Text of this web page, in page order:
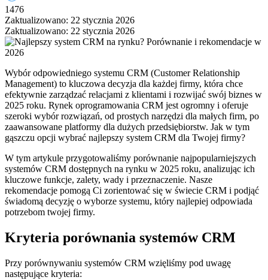
1476
Zaktualizowano: 22 stycznia 2026
Zaktualizowano: 22 stycznia 2026
Wybór odpowiedniego systemu CRM (Customer Relationship
Management) to kluczowa decyzja dla każdej firmy, która chce
efektywnie zarządzać relacjami z klientami i rozwijać swój biznes w
2025 roku. Rynek oprogramowania CRM jest ogromny i oferuje
szeroki wybór rozwiązań, od prostych narzędzi dla małych firm, po
zaawansowane platformy dla dużych przedsiębiorstw. Jak w tym
gąszczu opcji wybrać najlepszy system CRM dla Twojej firmy?
W tym artykule przygotowaliśmy porównanie najpopularniejszych
systemów CRM dostępnych na rynku w 2025 roku, analizując ich
kluczowe funkcje, zalety, wady i przeznaczenie. Nasze
rekomendacje pomogą Ci zorientować się w świecie CRM i podjąć
świadomą decyzję o wyborze systemu, który najlepiej odpowiada
potrzebom twojej firmy.
Kryteria porównania systemów CRM
Przy porównywaniu systemów CRM wzięliśmy pod uwagę
następujące kryteria: